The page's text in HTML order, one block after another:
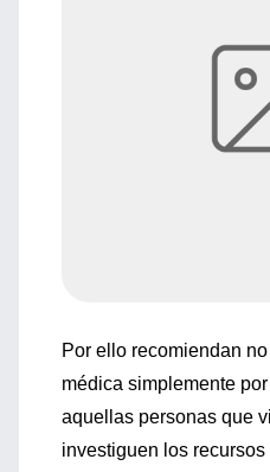
Por ello recomiendan
médica simplemente
aquellas personas que
investiguen los